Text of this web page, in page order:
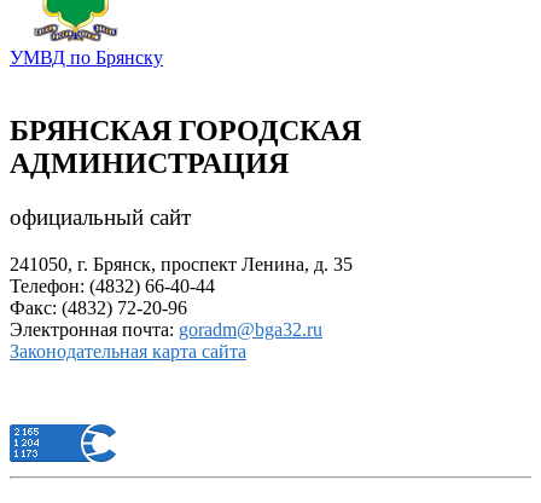
УМВД по Брянску
БРЯНСКАЯ ГОРОДСКАЯ
АДМИНИСТРАЦИЯ
официальный сайт
241050, г. Брянск, проспект Ленина, д. 35
Телефон: (4832) 66-40-44
Факс: (4832) 72-20-96
Электронная почта: goradm@bga32.ru
Законодательная карта сайта